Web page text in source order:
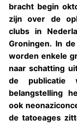
bracht begin
zijn over de
clubs in
Groningen. In
worden enkele
naar schatting
de publicatie
belangstelling
ook
de tatoeages